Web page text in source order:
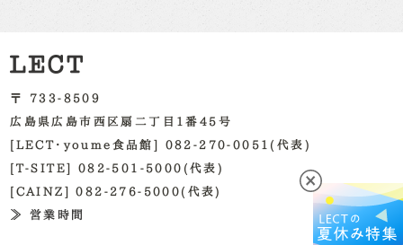
〒 733-8509
広島県広島市西区扇二丁目1番45号
[LECT・youme食品館] 082-270-0051(代表)
[T-SITE] 082-501-5000(代表)
[CAINZ] 082-276-5000(代表)
≫ 営業時間